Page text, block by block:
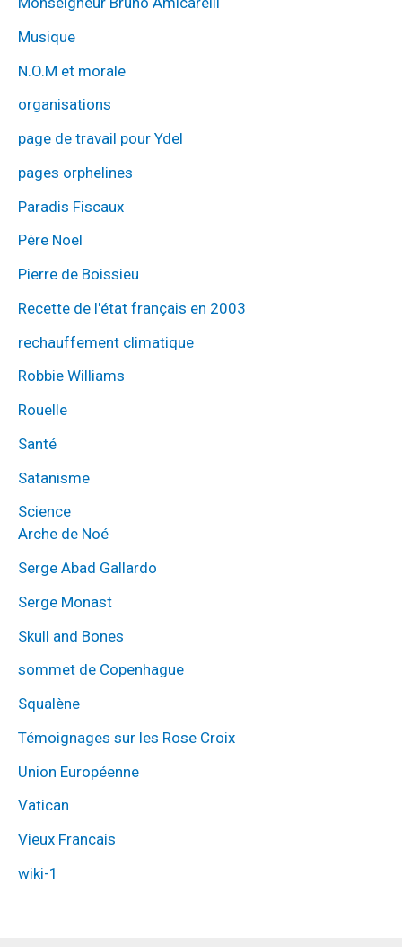
Musique
N.O.M et morale
organisations
page de travail pour Ydel
pages orphelines
Paradis Fiscaux
Père Noel
Pierre de Boissieu
Recette de l'état français en 2003
rechauffement climatique
Robbie Williams
Rouelle
Santé
Satanisme
Science
Arche de Noé
Serge Abad Gallardo
Serge Monast
Skull and Bones
sommet de Copenhague
Squalène
Témoignages sur les Rose Croix
Union Européenne
Vatican
Vieux Francais
wiki-1